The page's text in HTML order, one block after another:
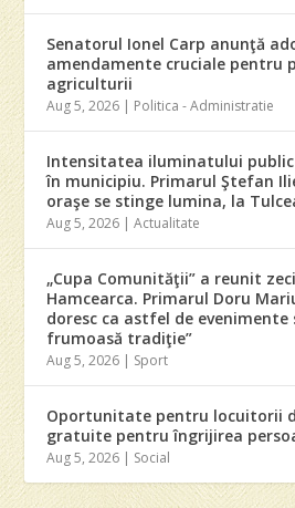
Senatorul Ionel Carp anunţă
amendamente cruciale pentru
agriculturii
Aug 5, 2026 | Politica - Administratie
Intensitatea iluminatului public
în municipiu. Primarul Ştefan
oraşe se stinge lumina, la
Aug 5, 2026 |Actualitate
„Cupa Comunităţii” a reunit
Hamcearca. Primarul Doru
doresc ca astfel de evenimente
frumoasă tradiţie”
Aug 5, 2026 | Sport
Oportunitate pentru locuitorii
gratuite pentru îngrijirea
Aug 5, 2026 | Social